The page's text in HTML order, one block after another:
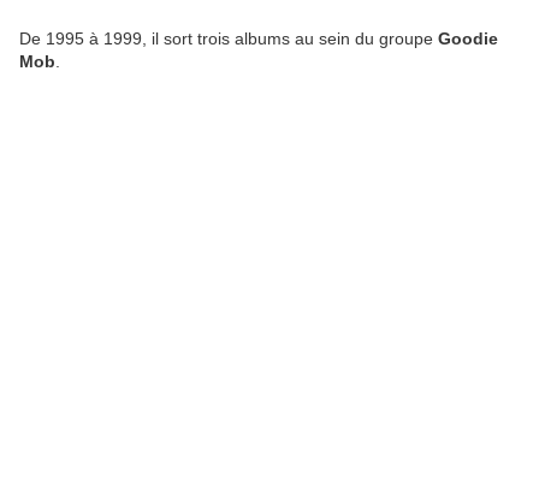
De 1995 à 1999, il sort trois albums au sein du groupe Goodie
Mob